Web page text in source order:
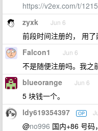
https://v2ex.com/t/
zyxk Jun 6
前段时间注册的， 用
Falcon1 Jun 6
不是随便注册吗。我之
blueorange Jun 6
5 块钱一个。
ldy619354397 OP
@no996 国内+86 号码